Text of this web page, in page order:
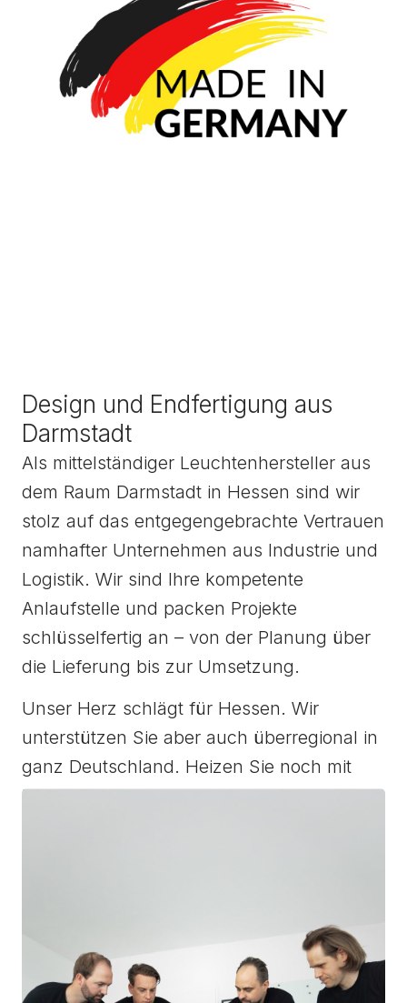
Design und Endfertigung aus
Darmstadt
Als mittelständiger Leuchtenhersteller aus
dem Raum Darmstadt in Hessen sind wir
stolz auf das entgegengebrachte Vertrauen
namhafter Unternehmen aus Industrie und
Logistik. Wir sind Ihre kompetente
Anlaufstelle und packen Projekte
schlüsselfertig an – von der Planung über
die Lieferung bis zur Umsetzung.
Unser Herz schlägt für Hessen. Wir
unterstützen Sie aber auch überregional in
ganz Deutschland. Heizen Sie noch mit
Halogen? Was dürfen wir für Sie tun?